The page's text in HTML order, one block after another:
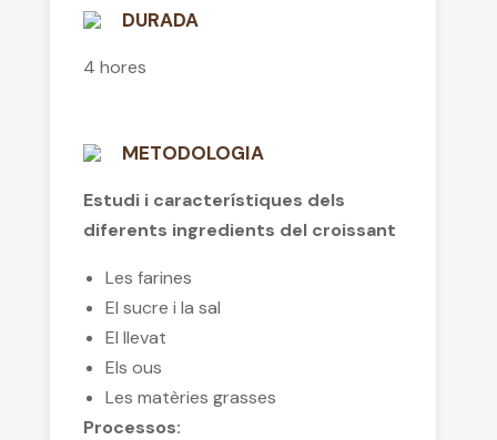
DURADA
4 hores
METODOLOGIA
Estudi i característiques dels
diferents ingredients del croissant
Les farines
El sucre i la sal
El llevat
Els ous
Les matèries grasses
Processos: